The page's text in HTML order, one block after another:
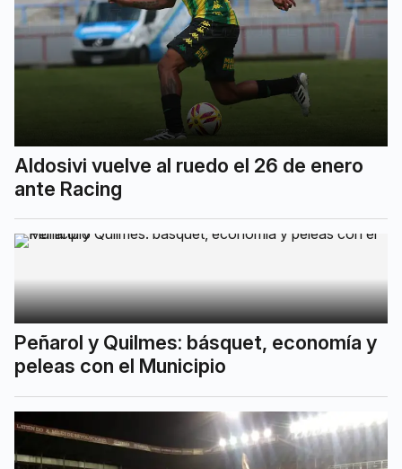
Aldosivi vuelve al ruedo el 26 de enero
ante Racing
Peñarol y Quilmes: básquet, economía y
peleas con el Municipio